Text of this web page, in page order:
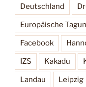
Deutschland
Europäische
Facebook
IZS Kakadu
Landau Leipzig